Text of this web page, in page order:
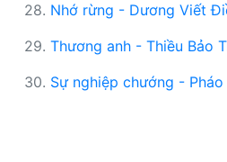
28. Nhớ rừng - Dương Viết
29. Thương anh - Thiều Bảo
30. Sự nghiệp chướng - Pháo